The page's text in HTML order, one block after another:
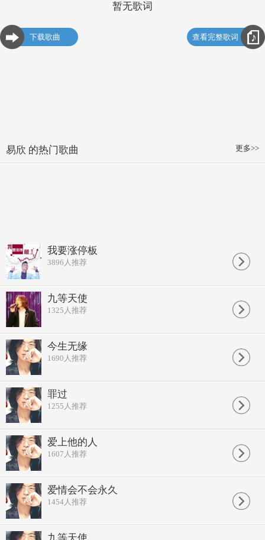
暂无歌词
下载歌曲 查看完整歌词
更多>>
易欣 的热门歌曲
我要涨停板
3896 人推荐
九等天使
1325 人推荐
今生无缘
1690 人推荐
罪过
1255 人推荐
爱上他的人
1607 人推荐
爱情会不会永久
1454人推荐